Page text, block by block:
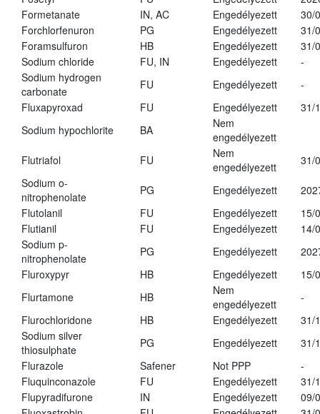
Formetanate
IN, AC Engedélyezett
30/
Forchlorfenuron
PG Engedélyezett
31/
Foramsulfuron
HB Engedélyezett
31/
Sodium chloride
FU, IN Engedélyezett
-
Sodium hydrogen
carbonate
FU Engedélyezett
-
Fluxapyroxad
FU Engedélyezett
31/
Sodium hypochlorite
BA
Nem
engedélyezett
Flutriafol
FU
Nem
engedélyezett
31/
Sodium o-
nitrophenolate
PG Engedélyezett
Flutolanil
FU Engedélyezett
15/
Flutianil
FU Engedélyezett
14/
Sodium p-
nitrophenolate
PG Engedélyezett
Fluroxypyr
HB Engedélyezett
15/
Flurtamone
HB
Nem
engedélyezett
-
Flurochloridone
HB Engedélyezett
31/
Sodium silver
thiosulphate
PG Engedélyezett
31/
Flurazole
Safener Not PPP
-
Fluquinconazole
FU Engedélyezett
31/
Flupyradifurone
IN Engedélyezett
09/